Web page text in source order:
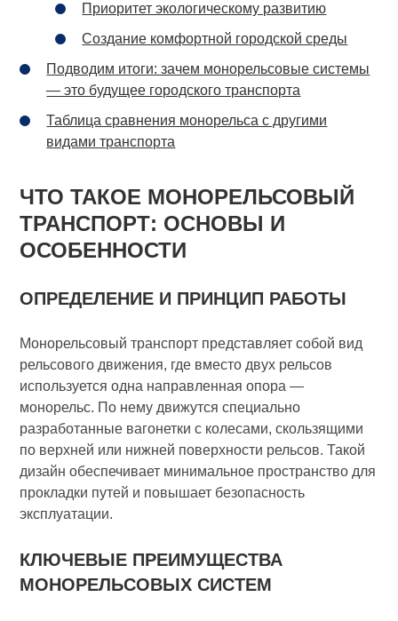
Приоритет экологическому развитию
Создание комфортной городской среды
Подводим итоги: зачем монорельсовые системы
— это будущее городского транспорта
Таблица сравнения монорельса с другими
видами транспорта
ЧТО ТАКОЕ МОНОРЕЛЬСОВЫЙ
ТРАНСПОРТ: ОСНОВЫ И
ОСОБЕННОСТИ
ОПРЕДЕЛЕНИЕ И ПРИНЦИП РАБОТЫ
Монорельсовый транспорт представляет собой вид
рельсового движения, где вместо двух рельсов
используется одна направленная опора —
монорельс. По нему движутся специально
разработанные вагонетки с колесами, скользящими
по верхней или нижней поверхности рельсов. Такой
дизайн обеспечивает минимальное пространство для
прокладки путей и повышает безопасность
эксплуатации.
КЛЮЧЕВЫЕ ПРЕИМУЩЕСТВА
МОНОРЕЛЬСОВЫХ СИСТЕМ